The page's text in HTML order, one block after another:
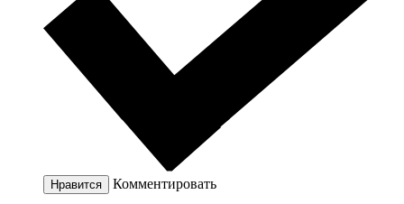
Нравится Комментировать